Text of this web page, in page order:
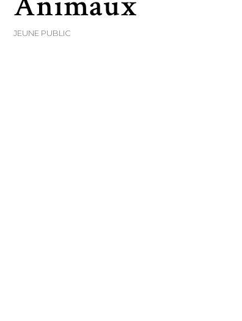
JEUNE PUBLIC